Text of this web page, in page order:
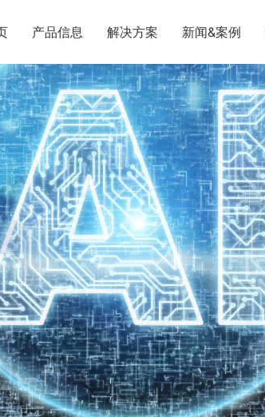
产品信息 解决方案 新闻&案例